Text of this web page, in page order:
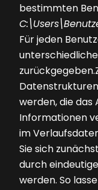
bestimmten
C:\Users\Be
Für jeden
werden, die das
Informationen
im
Sie sich
durch
werden. So